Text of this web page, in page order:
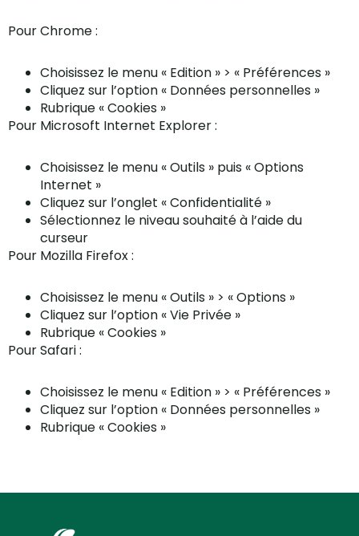
Pour Chrome :
Choisissez le menu « Edition » > « Préférences »
Cliquez sur l’option « Données personnelles »
Rubrique « Cookies »
Pour Microsoft Internet Explorer :
Choisissez le menu « Outils » puis « Options
Internet »
Cliquez sur l’onglet « Confidentialité »
Sélectionnez le niveau souhaité à l’aide du
curseur
Pour Mozilla Firefox :
Choisissez le menu « Outils » > « Options »
Cliquez sur l’option « Vie Privée »
Rubrique « Cookies »
Pour Safari :
Choisissez le menu « Edition » > « Préférences »
Cliquez sur l’option « Données personnelles »
Rubrique « Cookies »